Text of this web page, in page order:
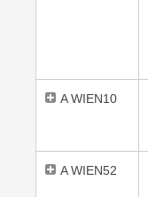
A WIEN10
A WIEN52